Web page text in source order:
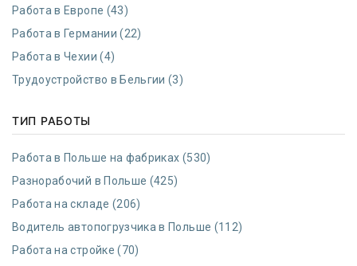
Работа в Европе (43)
Работа в Германии (22)
Работа в Чехии (4)
Трудоустройство в Бельгии (3)
ТИП РАБОТЫ
Работа в Польше на фабриках (530)
Разнорабочий в Польше (425)
Работа на складе (206)
Водитель автопогрузчика в Польше (112)
Работа на стройке (70)